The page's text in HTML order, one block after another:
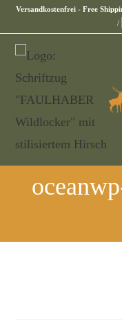
Versandkostenfrei - Free
/